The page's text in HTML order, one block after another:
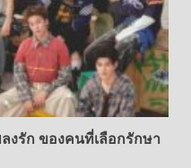
ลงรัก ของคนที่เลือกรักษา